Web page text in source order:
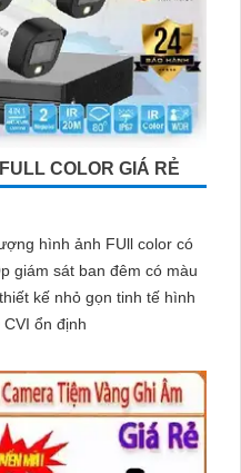
COLOR GIÁ RẺ
hình ảnh FUll color có
giám sát ban đêm có màu
kế nhỏ gọn tinh tế hình
ổn định